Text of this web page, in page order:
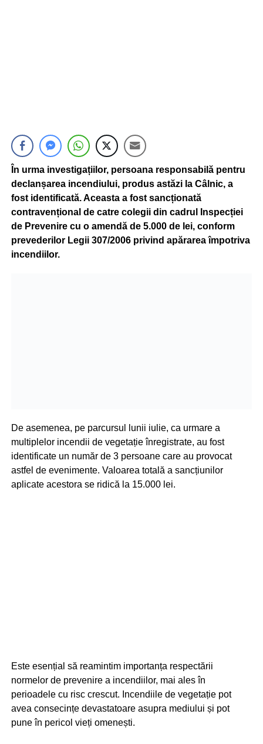
În urma investigațiilor, persoana responsabilă pentru
declanșarea incendiului, produs astăzi la Câlnic, a
fost identificată. Aceasta a fost sancționată
contravențional de catre colegii din cadrul Inspecției
de Prevenire cu o amendă de 5.000 de lei, conform
prevederilor Legii 307/2006 privind apărarea împotriva
incendiilor.
De asemenea, pe parcursul lunii iulie, ca urmare a
multiplelor incendii de vegetație înregistrate, au fost
identificate un număr de 3 persoane care au provocat
astfel de evenimente. Valoarea totală a sancțiunilor
aplicate acestora se ridică la 15.000 lei.
Este esențial să reamintim importanța respectării
normelor de prevenire a incendiilor, mai ales în
perioadele cu risc crescut. Incendiile de vegetație pot
avea consecințe devastatoare asupra mediului și pot
pune în pericol vieți omenești.